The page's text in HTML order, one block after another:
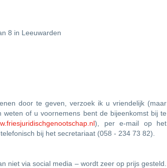
8 in Leeuwarden
door te geven, verzoek ik u vriendelijk (maar
of u voornemens bent de bijeenkomst bij te
), per e-mail op het
bij het secretariaat (058 - 234 73 82).
niet via social media – wordt zeer op prijs gesteld.